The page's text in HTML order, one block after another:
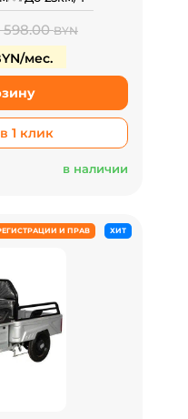
598.00BYN
мес.
1 клик
в наличии
И ПРАВ ХИТ